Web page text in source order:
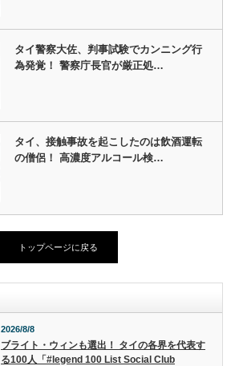
タイ警察大佐、判事試験でカンニング行
為発覚！ 警察庁長官が厳正処…
タイ、接触事故を起こしたのは飲酒運転
の僧侶！ 高濃度アルコール検…
トップページに戻る
2026/8/8
ブライト・ウィンも選出！ タイの各界を代表す
る100人「#legend 100 List Social Club